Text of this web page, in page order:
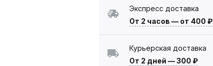
Экспресс доставка
От 2 часов — от 400 ₽
Курьерская доставка
От 2 дней —300 ₽